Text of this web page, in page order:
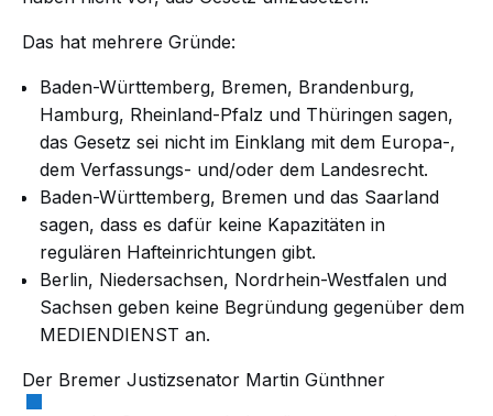
Das hat mehrere Gründe:
Baden-Württemberg, Bremen, Brandenburg,
Hamburg, Rheinland-Pfalz und Thüringen sagen,
das Gesetz sei nicht im Einklang mit dem Europa-,
dem Verfassungs- und/oder dem Landesrecht.
Baden-Württemberg, Bremen und das Saarland
sagen, dass es dafür keine Kapazitäten in
regulären Hafteinrichtungen gibt.
Berlin, Niedersachsen, Nordrhein-Westfalen und
Sachsen geben keine Begründung gegenüber dem
MEDIENDIENST an.
Der Bremer Justizsenator Martin Günthner